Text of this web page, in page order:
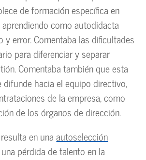
de formación específica en
como autodidacta
y error. Comentaba las dificultades
para diferenciar y separar
Comentaba también que esta
hacia el equipo directivo,
de la empresa, como
de los órganos de dirección.
en unaautoselección
pérdida de talento en la